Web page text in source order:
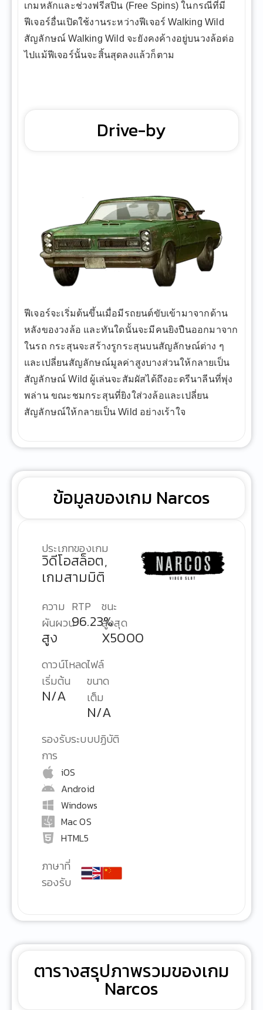
เกมหลักและช่วงฟรีสปิน (Free Spins) ในกรณีที่มี
ฟีเจอร์อื่นเปิดใช้งานระหว่างฟีเจอร์ Walking Wild
สัญลักษณ์ Walking Wild จะยังคงค้างอยู่บนวงล้อต่อ
ไปแม้ฟีเจอร์นั้นจะสิ้นสุดลงแล้วก็ตาม
Drive-by
ฟีเจอร์จะเริ่มต้นขึ้นเมื่อมีรถยนต์ขับเข้ามาจากด้าน
หลังของวงล้อ และทันใดนั้นจะมีคนยิงปืนออกมาจาก
ในรถ กระสุนจะสร้างรูกระสุนบนสัญลักษณ์ต่าง ๆ
และเปลี่ยนสัญลักษณ์มูลค่าสูงบางส่วนให้กลายเป็น
สัญลักษณ์ Wild ผู้เล่นจะสัมผัสได้ถึงอะดรีนาลีนที่พุ่ง
พล่าน ขณะชมกระสุนที่ยิงใส่วงล้อและเปลี่ยน
สัญลักษณ์ให้กลายเป็น Wild อย่างเร้าใจ
ข้อมูลของเกม Narcos
ประเภทของเกม
วิดีโอสล็อต,
เกมสามมิติ
ความ
ผันผวน
สูง
RTP
96.23%
ชนะ
สูงสุด
X5000
ดาวน์โหลด
เริ่มต้น
N/A
ไฟล์
ขนาด
เต็ม
N/A
รองรับระบบปฏิบัติ
การ
iOS
Android
Windows
Mac OS
HTML5
ภาษาที่
รองรับ
ตารางสรุปภาพรวมของเกม
Narcos